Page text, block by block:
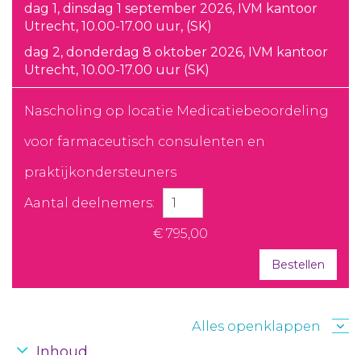
dag 1, dinsdag 1 september 2026, IVM kantoor
Utrecht, 10.00-17.00 uur, (SK)
dag 2, donderdag 8 oktober 2026, IVM kantoor
Utrecht, 10.00-17.00 uur (SK)
Nascholing op locatie Medicatiebeoordeling
voor farmaceutisch consulenten en
praktijkondersteuners
Aantal deelnemers:
€ 795,00
Bestellen
Alles openklappen